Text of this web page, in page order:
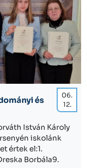
06.
12.
és
István Károly
iskolánk
értek el:1.
Borbála9.